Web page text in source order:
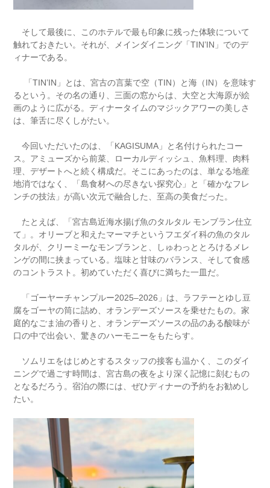
そして最後に、このホテルで最も印象に残った体験について
触れておきたい。それが、メインダイニング「TIN’IN」でのデ
ィナーである。
「TIN’IN」とは、宮古の言葉で空（TIN）と海（IN）を意味す
るという。その名の通り、三面の窓からは、大空と大海原が絵
画のように広がる。ディナータイムのマジックアワーの美しさ
は、筆舌に尽くしがたい。
今回いただいたのは、「KAGISUMA」と名付けられたコー
ス。アミューズから前菜、ローカルディッシュ、魚料理、肉料
理、デザートへと続く構成だ。そこにあったのは、単なる地産
地消ではなく、「島食材への尽きない探究心」と「確かなフレ
ンチの技法」が高い次元で融合した、至高の美食だった。
たとえば、「宮古島近海水揚げ魚のタルタル モンブラン仕立
て」。オリーブと和えたマーマチというフエダイ科の魚のタル
タルが、クリーミーなモンブランと、しゅわっととろけるメレ
ンゲの間に挟まっている。塩味と甘味のバランス、そして食感
のコントラスト。初めていただく喜びに満ちた一皿だ。
「ゴーヤーチャンプルー2025–2026」は、ラフテーとゆし豆
腐をゴーヤの筒に詰め、オランデーズソースを乗せたもの。家
庭的なごま油の香りと、オランデーズソースの品のある酸味が
口の中で出会い、驚きのハーモニーをもたらす。
ソムリエをはじめとするスタッフの接客も温かく、このダイ
ニングで過ごす時間は、宮古島の夜をより深く記憶に刻むもの
となるだろう。宿泊の際には、ぜひディナーの予約をお勧めし
たい。